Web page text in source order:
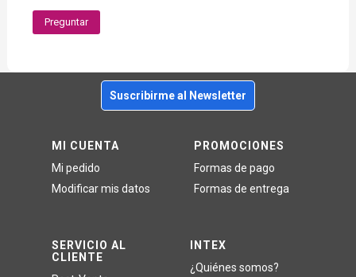
Preguntar
Suscribirme al Newsletter
MI CUENTA
Mi pedido
Modificar mis datos
SERVICIO AL
CLIENTE
PROMOCIONES
Formas de pago
Formas de entrega
INTEX
¿Quiénes somos?